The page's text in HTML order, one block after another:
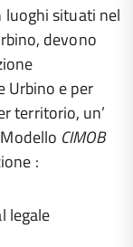
situati nel
devono
Urbino e per
territorio, un’
CIMOB
:
legale